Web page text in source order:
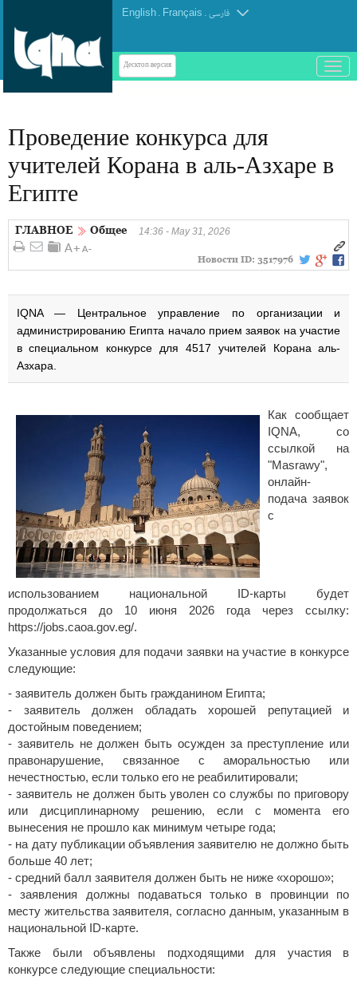
English . Français . فارسی
Десктоп-версия
باز
و
Проведение конкурса для
учителей Корана в аль-Азхаре в
Египте
ГЛАВНОЕ Общее 14:36 - May 31, 2026
Новости ID: 3517976
IQNA — Центральное управление по организации и
администрированию Египта начало прием заявок на участие
в специальном конкурсе для 4517 учителей Корана аль-
Азхара.
Как сообщает
IQNA, со
ссылкой на
"Masrawy",
онлайн-
подача заявок
с
использованием национальной ID-карты будет
продолжаться до 10 июня 2026 года через ссылку:
https://jobs.caoa.gov.eg/.
Указанные условия для подачи заявки на участие в конкурсе
следующие:
- заявитель должен быть гражданином Египта;
- заявитель должен обладать хорошей репутацией и
достойным поведением;
- заявитель не должен быть осужден за преступление или
правонарушение, связанное с аморальностью или
нечестностью, если только его не реабилитировали;
- заявитель не должен быть уволен со службы по приговору
или дисциплинарному решению, если с момента его
вынесения не прошло как минимум четыре года;
- на дату публикации объявления заявителю не должно быть
больше 40 лет;
- средний балл заявителя должен быть не ниже «хорошо»;
- заявления должны подаваться только в провинции по
месту жительства заявителя, согласно данным, указанным в
национальной ID-карте.
Также были объявлены подходящими для участия в
конкурсе следующие специальности: